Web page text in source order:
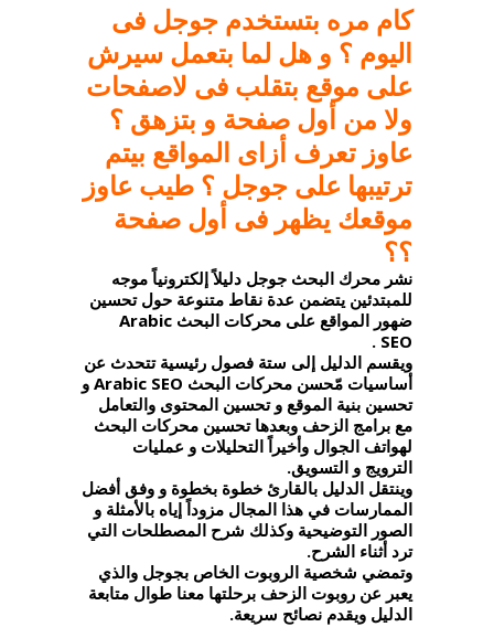
كام مره بتستخدم جوجل فى
اليوم ؟ و هل لما بتعمل سيرش
على موقع بتقلب فى لاصفحات
ولا من أول صفحة و بتزهق ؟
عاوز تعرف أزاى المواقع بيتم
ترتيبها على جوجل ؟ طيب عاوز
موقعك يظهر فى أول صفحة
؟؟
نشر محرك البحث جوجل دليلاً إلكترونياً موجه
للمبتدئين يتضمن عدة نقاط متنوعة حول تحسين
ضهور المواقع على محركات البحث Arabic
SEO .
ويقسم الدليل إلى ستة فصول رئيسية تتحدث عن
أساسيات مّحسن محركات البحث Arabic SEO و
تحسين بنية الموقع و تحسين المحتوى والتعامل
مع برامج الزحف وبعدها تحسين محركات البحث
لهواتف الجوال وأخيراً التحليلات و عمليات
الترويج و التسويق.
وينتقل الدليل بالقارئ خطوة بخطوة و وفق أفضل
الممارسات في هذا المجال مزوداً إياه بالأمثلة و
الصور التوضيحية وكذلك شرح المصطلحات التي
ترد أثناء الشرح.
وتمضي شخصية الروبوت الخاص بجوجل والذي
يعبر عن روبوت الزحف برحلتها معنا طوال متابعة
الدليل ويقدم نصائح سريعة.